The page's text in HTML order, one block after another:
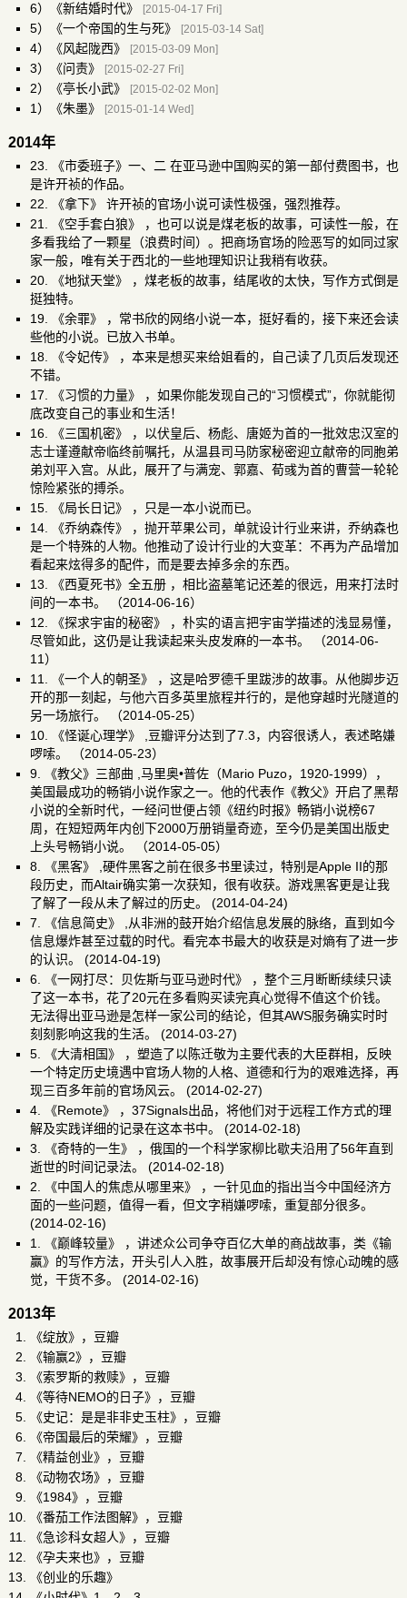
6）《新结婚时代》 [2015-04-17 Fri]
5）《一个帝国的生与死》 [2015-03-14 Sat]
4）《风起陇西》 [2015-03-09 Mon]
3）《问责》 [2015-02-27 Fri]
2）《亭长小武》 [2015-02-02 Mon]
1）《朱墨》 [2015-01-14 Wed]
2014年
23. 《市委班子》一、二 在亚马逊中国购买的第一部付费图书，也
是许开祯的作品。
22.
《拿下》
许开祯的官场小说可读性极强，强烈推荐。
21.
《空手套白狼》
，也可以说是煤老板的故事，可读性一般，在
多看我给了一颗星（浪费时间）。把商场官场的险恶写的如同过家
家一般，唯有关于西北的一些地理知识让我稍有收获。
20.
《地狱天堂》
，煤老板的故事，结尾收的太快，写作方式倒是
挺独特。
19.
《余罪》
，常书欣的网络小说一本，挺好看的，接下来还会读
些他的小说。已放入书单。
18.
《令妃传》
，本来是想买来给姐看的，自己读了几页后发现还
不错。
17.
《习惯的力量》
，如果你能发现自己的“习惯模式”，你就能彻
底改变自己的事业和生活！
16.
《三国机密》
，以伏皇后、杨彪、唐姬为首的一批效忠汉室的
志士谨遵献帝临终前嘱托，从温县司马防家秘密迎立献帝的同胞弟
弟刘平入宫。从此，展开了与满宠、郭嘉、荀彧为首的曹营一轮轮
惊险紧张的搏杀。
15.
《局长日记》
，只是一本小说而已。
14.
《乔纳森传》
，抛开苹果公司，单就设计行业来讲，乔纳森也
是一个特殊的人物。他推动了设计行业的大变革：不再为产品增加
看起来炫得多的配件，而是要去掉多余的东西。
13.
《西夏死书》全五册 ，相比盗墓笔记还差的很远，用来打法时
间的一本书。 （2014-06-16）
12.
《探求宇宙的秘密》
，朴实的语言把宇宙学描述的浅显易懂，
尽管如此，这仍是让我读起来头皮发麻的一本书。 （2014-06-
11）
11.
《一个人的朝圣》
，这是哈罗德千里跋涉的故事。从他脚步迈
开的那一刻起，与他六百多英里旅程并行的，是他穿越时光隧道的
另一场旅行。 （2014-05-25）
10.
《怪诞心理学》
,豆瓣评分达到了7.3，内容很诱人，表述略嫌
啰嗦。 （2014-05-23）
9.
《教父》三部曲 ,马里奥•普佐（Mario Puzo，1920-1999），
美国最成功的畅销小说作家之一。他的代表作《教父》开启了黑帮
小说的全新时代，一经问世便占领《纽约时报》畅销小说榜67
周，在短短两年内创下2000万册销量奇迹，至今仍是美国出版史
上头号畅销小说。 （2014-05-05）
8.
《黑客》
,硬件黑客之前在很多书里读过，特别是Apple II的那
段历史，而Altair确实第一次获知，很有收获。游戏黑客更是让我
了解了一段从未了解过的历史。 (2014-04-24)
7.
《信息简史》
,从非洲的鼓开始介绍信息发展的脉络，直到如今
信息爆炸甚至过载的时代。看完本书最大的收获是对熵有了进一步
的认识。 (2014-04-19)
6.
《一网打尽：贝佐斯与亚马逊时代》
，整个三月断断续续只读
了这一本书，花了20元在多看购买读完真心觉得不值这个价钱。
无法得出亚马逊是怎样一家公司的结论，但其AWS服务确实时时
刻刻影响这我的生活。 (2014-03-27)
5.
《大清相国》
，塑造了以陈迁敬为主要代表的大臣群相，反映
一个特定历史境遇中官场人物的人格、道德和行为的艰难选择，再
现三百多年前的官场风云。 (2014-02-27)
4.
《Remote》
，37Signals出品，将他们对于远程工作方式的理
解及实践详细的记录在这本书中。 (2014-02-18)
3.
《奇特的一生》
，俄国的一个科学家柳比歇夫沿用了56年直到
逝世的时间记录法。 (2014-02-18)
2.
《中国人的焦虑从哪里来》
，一针见血的指出当今中国经济方
面的一些问题，值得一看，但文字稍嫌啰嗦，重复部分很多。
(2014-02-16)
1.
《巅峰较量》
，讲述众公司争夺百亿大单的商战故事，类《输
赢》的写作方法，开头引人入胜，故事展开后却没有惊心动魄的感
觉，干货不多。 (2014-02-16)
2013年
《绽放》， 豆瓣
《输赢2》， 豆瓣
《索罗斯的救赎》， 豆瓣
《等待NEMO的日子》， 豆瓣
《史记：是是非非史玉柱》， 豆瓣
《帝国最后的荣耀》， 豆瓣
《精益创业》， 豆瓣
《动物农场》， 豆瓣
《1984》， 豆瓣
《番茄工作法图解》， 豆瓣
《急诊科女超人》， 豆瓣
《孕夫来也》， 豆瓣
《创业的乐趣》